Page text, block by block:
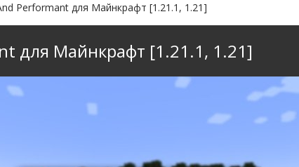
Performant для Майнкрафт [1.21.1, 1.21]
для Майнкрафт [1.21.1, 1.21]